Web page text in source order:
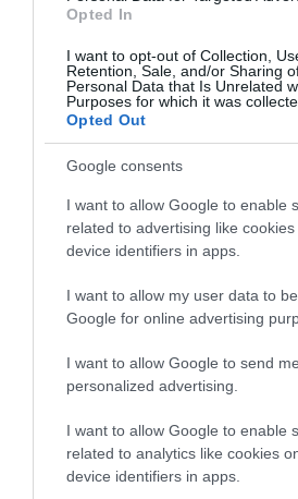
Opted In
I want to opt-out of Collection,
Retention, Sale, and/or Sharing
Personal Data that Is Unrelated
Purposes for which it was
Opted Out
Google consents
I want to allow Google to enable
related to advertising like
device identifiers in apps.
I want to allow my user data to
Google for online advertising
I want to allow Google to send me
personalized advertising.
I want to allow Google to enable
related to analytics like cookies
device identifiers in apps.
Ünnepi pulykát készíteni
egyszerűnek tűnik, van
tudnivaló, ami
2024. NOVEMBER 13. ● HAMU ÉS
hálaadást?
tökéletes sült…